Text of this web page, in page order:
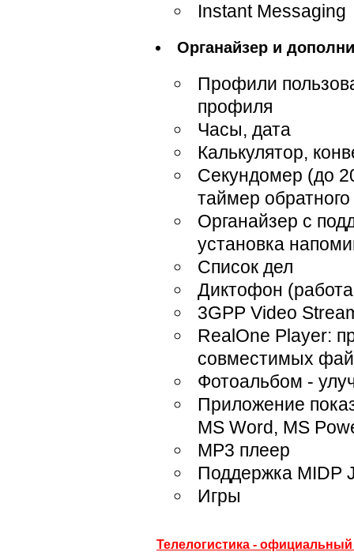
Instant Messaging
Органайзер и
Профили
профиля
Часы, дата
Калькулятор,
Секундомер (до
таймер обратного
Органайзер с
установка
Список дел
Диктофон
3GPP Video
RealOne Player:
совместимых
Фотоальбом -
Приложение
MS Word, MS
MP3 плеер
Поддержка MIDP
Игры
Телелогистика -